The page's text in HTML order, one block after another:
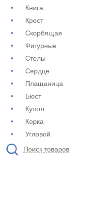
Книга
Крест
Скорбящая
Фигурные
Стелы
Сердце
Плащаница
Бюст
Купол
Корка
Угловой
Поиск товаров